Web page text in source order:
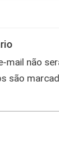
mail não
são